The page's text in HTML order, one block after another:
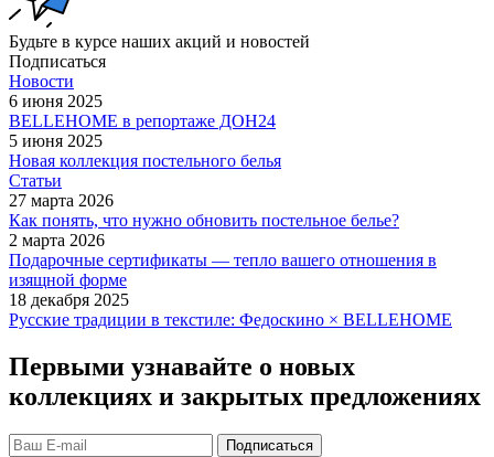
Будьте в курсе наших акций и новостей
Подписаться
Новости
6 июня 2025
BELLEHOME в репортаже ДОН24
5 июня 2025
Новая коллекция постельного белья
Статьи
27 марта 2026
Как понять, что нужно обновить постельное белье?
2 марта 2026
Подарочные сертификаты — тепло вашего отношения в
изящной форме
18 декабря 2025
Русские традиции в текстиле: Федоскино × BELLEHOME
Первыми узнавайте о новых
коллекциях и закрытых предложениях
Подписаться